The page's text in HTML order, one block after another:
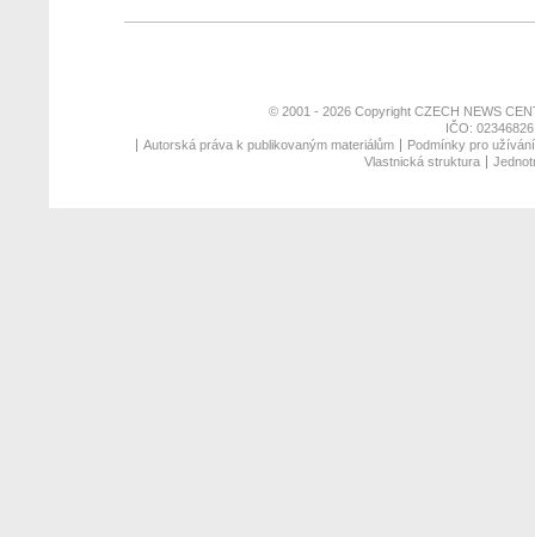
© 2001 - 2026 Copyright CZECH NEWS
IČO:
Autorská práva k publikovaným materiálům
Podmínky pro
Vlastnická struktura